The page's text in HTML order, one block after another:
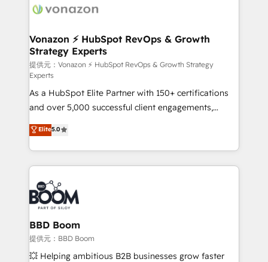
delà d’une simple transformation digitale et des
➤ L’intégration de CRM et de méthodologie RevOps
pour aligner les équipes marketing, commerciales et
support client (data migration, synchronisation API,
audit et maintenance) ➤ La création de sites internet
de conversion qui transforment les visiteurs en
opportunités d'affaires ➤ La mise en place de
stratégies d'acquisition marketing (SEO, SEA,
inbound, automatisation marketing, ABM, IA,
emailing) Informations clés : - 10 ans d'expérience -
100+ intégrations CRM HubSpot réussies - 40
experts conseil - 150 certifications HubSpot
cumulées
Vonazon ⚡ HubSpot RevOps & Growth
Strategy Experts
提供元：Vonazon ⚡ HubSpot RevOps & Growth Strategy
Experts
As a HubSpot Elite Partner with 150+ certifications
and over 5,000 successful client engagements,
Vonazon turns marketing complexity into
measurable, scalable growth. From onboarding to
enterprise-grade campaigns, our in-house team
builds scalable strategies that drive long-term
revenue. ⚙️ HubSpot Integration & Optimization •
Seamless CRM, CMS, and automation setup •
Complex platform migrations and data cleanups •
Custom APIs and third-party integrations 📈 End-to-
End Revenue Acceleration • Lifecycle marketing and
pipeline growth programs • Sales enablement tools
Elite5.0
BBD Boom
提供元：BBD Boom
💥 Helping ambitious B2B businesses grow faster